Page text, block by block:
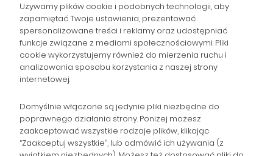
NAWIGACJA
POMOC
ZAMÓWIENIA
POPULARNE KATEGORIE
Używamy plików cookie i podobnych technologii, aby
zapamiętać Twoje ustawienia, prezentować
spersonalizowane treści i reklamy oraz udostępniać
funkcje związane z mediami społecznościowymi. Pliki
cookie wykorzystujemy również do mierzenia ruchu i
analizowania sposobu korzystania z naszej strony
internetowej.
Domyślnie włączone są jedynie pliki niezbędne do
poprawnego działania strony. Poniżej możesz
zaakceptować wszystkie rodzaje plików, klikając
“Zaakceptuj wszystkie”, lub odmówić ich używania (z